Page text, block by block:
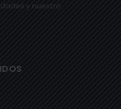
y nuestro